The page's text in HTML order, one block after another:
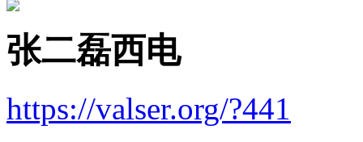
张二磊西电
https://valser.org/?441